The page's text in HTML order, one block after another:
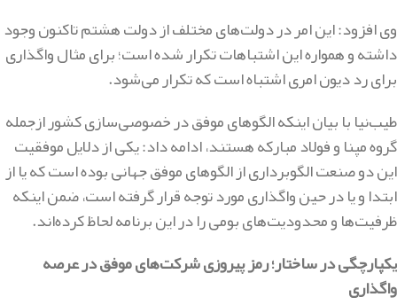
وی افزود: این امر در دولت‌های مختلف از دولت هشتم تاکنون وجود
داشته و همواره این اشتباهات تکرار شده است؛ برای مثال واگذاری
برای رد دیون امری اشتباه است که تکرار می‌شود.
طیب‌نیا با بیان اینکه الگوهای موفق در خصوصی‌سازی کشور ازجمله
گروه مپنا و فولاد مبارکه هستند، ادامه داد: یکی از دلایل موفقیت
این دو صنعت الگوبرداری از الگوهای موفق جهانی بوده است که یا از
ابتدا و یا در حین واگذاری مورد توجه قرار گرفته است، ضمن اینکه
ظرفیت‌ها و محدودیت‌های بومی را در این برنامه لحاظ کرده‌اند.
یکپارچگی در ساختار؛ رمز پیروزی شرکت‌های موفق در عرصه
واگذاری